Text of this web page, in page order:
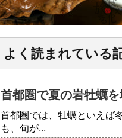
よく読まれている
首都圏で夏の岩牡蠣
首都圏では、牡蠣といえば
も、旬が...